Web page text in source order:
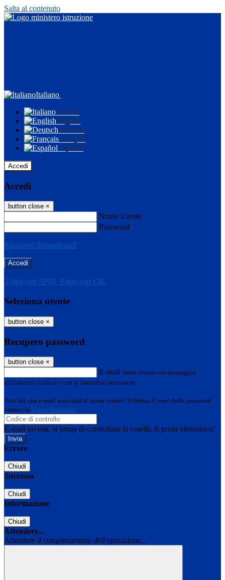
Salta al contenuto
Italiano
Italiano
English
Deutsch
Français
Español
Accedi
Accedi
button close ×
Nome Utente
Password
Password dimenticata?
-
Entra con SPID Entra con CIE
Seleziona utente
button close ×
Recupero password
button close ×
E-mail Verrà inviato un messaggio
all'indirizzo indicato con le istruzioni necessarie.
Non hai una e-mail associata al nome utente? Effettua il reset della password
tramite la Login Spaggiari
E-mail inviata, si prega di controllare la casella di posta elettronica!
Errore
Chiudi
Successo
Chiudi
Informazione
Chiudi
Attendere...
Attendere il completamento dell'operazione...